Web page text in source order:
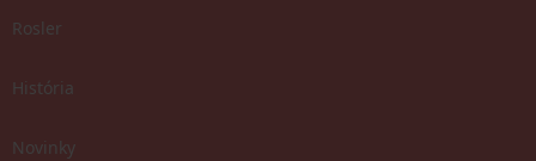
Rosler
História
Novinky